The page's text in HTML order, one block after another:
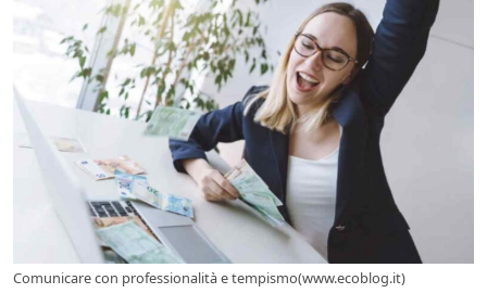
Comunicare con professionalità e tempismo(www.ecoblog.it)